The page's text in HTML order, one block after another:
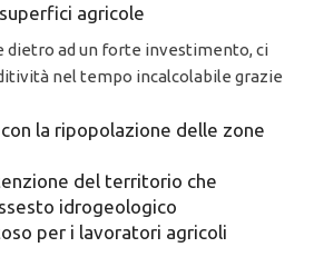
agricole
dietro ad un forte investimento, ci
nel tempo incalcolabile grazie
la ripopolazione delle zone
del territorio che
idrogeologico
per i lavoratori agricoli